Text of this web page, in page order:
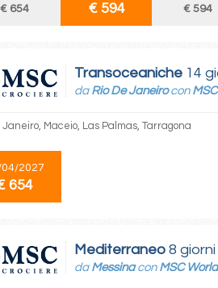
€ 654
€ 594
€ 594
Transoceaniche 14
da Rio De Janeirocon
Janeiro, Maceio, Las Palmas, Tarragona
2027
654
Mediterraneo 8 giorni
da Messinacon MSC